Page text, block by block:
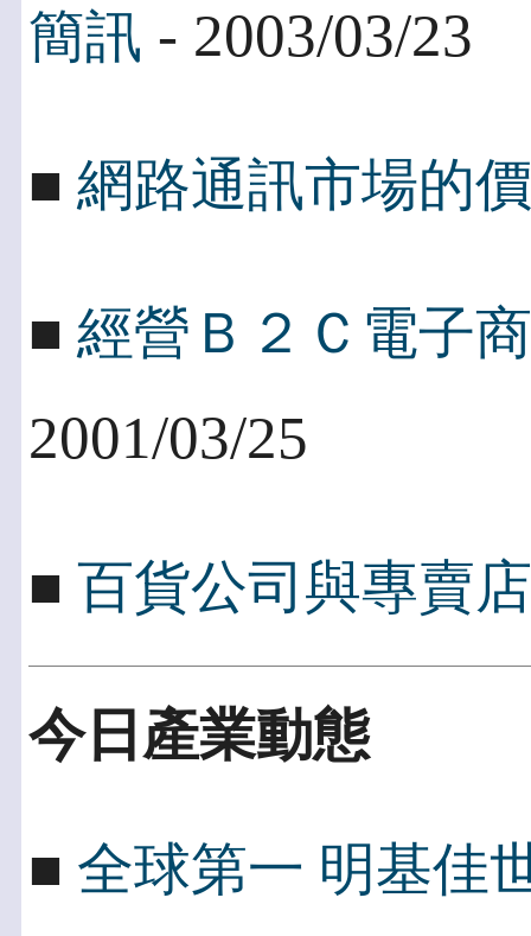
簡訊 - 2003/03/23
■ 網路通訊市場的
■ 經營Ｂ２Ｃ電子
2001/03/25
■ 百貨公司與專賣
今日產業動態
■ 全球第一 明基佳